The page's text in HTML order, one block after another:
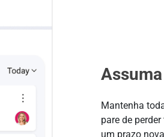
Mantenha
pare de
um prazo